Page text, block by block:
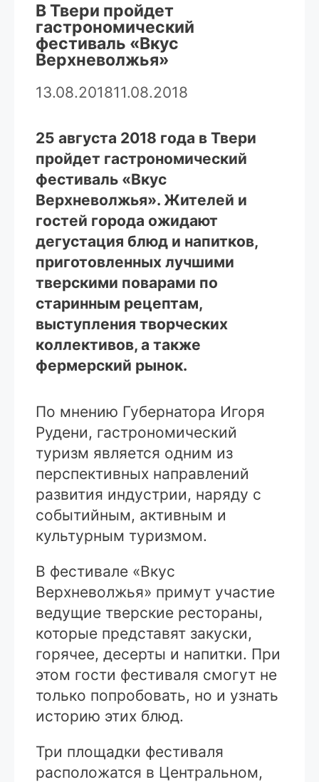
В Твери пройдет
гастрономический
фестиваль «Вкус
Верхневолжья»
13.08.201811.08.2018
25 августа 2018 года в Твери
пройдет гастрономический
фестиваль «Вкус
Верхневолжья». Жителей и
гостей города ожидают
дегустация блюд и напитков,
приготовленных лучшими
тверскими поварами по
старинным рецептам,
выступления творческих
коллективов, а также
фермерский рынок.
По мнению Губернатора Игоря
Рудени, гастрономический
туризм является одним из
перспективных направлений
развития индустрии, наряду с
событийным, активным и
культурным туризмом.
В фестивале «Вкус
Верхневолжья» примут участие
ведущие тверские рестораны,
которые представят закуски,
горячее, десерты и напитки. При
этом гости фестиваля смогут не
только попробовать, но и узнать
историю этих блюд.
Три площадки фестиваля
расположатся в Центральном,